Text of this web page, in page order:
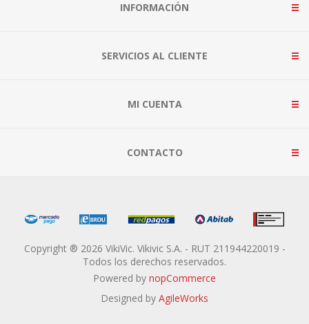
INFORMACIÓN
SERVICIOS AL CLIENTE
MI CUENTA
CONTACTO
Copyright ® 2026 VikiVic. Vikivic S.A. - RUT 211944220019 -
Todos los derechos reservados.
Powered by nopCommerce
Designed by AgileWorks